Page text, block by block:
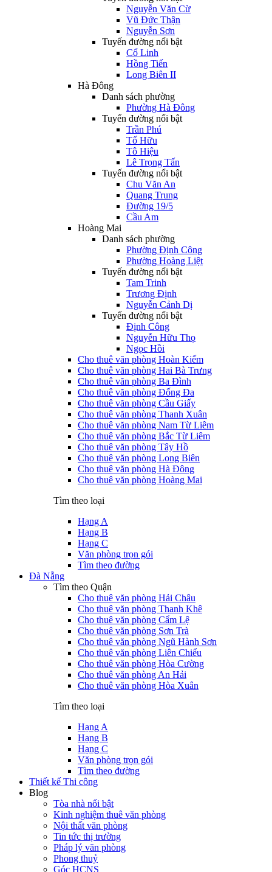
Nguyễn Văn Cừ
Vũ Đức Thận
Nguyễn Sơn
Tuyến đường nổi bật
Cổ Linh
Hồng Tiến
Long Biên II
Hà Đông
Danh sách phường
Phường Hà Đông
Tuyến đường nổi bật
Trần Phú
Tố Hữu
Tô Hiệu
Lê Trọng Tấn
Tuyến đường nổi bật
Chu Văn An
Quang Trung
Đường 19/5
Cầu Am
Hoàng Mai
Danh sách phường
Phường Định Công
Phường Hoàng Liệt
Tuyến đường nổi bật
Tam Trinh
Trương Định
Nguyễn Cảnh Dị
Tuyến đường nổi bật
Định Công
Nguyễn Hữu Thọ
Ngọc Hồi
Cho thuê văn phòng Hoàn Kiếm
Cho thuê văn phòng Hai Bà Trưng
Cho thuê văn phòng Ba Đình
Cho thuê văn phòng Đống Đa
Cho thuê văn phòng Cầu Giấy
Cho thuê văn phòng Thanh Xuân
Cho thuê văn phòng Nam Từ Liêm
Cho thuê văn phòng Bắc Từ Liêm
Cho thuê văn phòng Tây Hồ
Cho thuê văn phòng Long Biên
Cho thuê văn phòng Hà Đông
Cho thuê văn phòng Hoàng Mai
Tìm theo loại
Hạng A
Hạng B
Hạng C
Văn phòng trọn gói
Tìm theo đường
Đà Nẵng
Tìm theo Quận
Cho thuê văn phòng Hải Châu
Cho thuê văn phòng Thanh Khê
Cho thuê văn phòng Cẩm Lệ
Cho thuê văn phòng Sơn Trà
Cho thuê văn phòng Ngũ Hành Sơn
Cho thuê văn phòng Liên Chiểu
Cho thuê văn phòng Hòa Cường
Cho thuê văn phòng An Hải
Cho thuê văn phòng Hòa Xuân
Tìm theo loại
Hạng A
Hạng B
Hạng C
Văn phòng trọn gói
Tìm theo đường
Thiết kế Thi công
Blog
Tòa nhà nổi bật
Kinh nghiệm thuê văn phòng
Nội thất văn phòng
Tin tức thị trường
Pháp lý văn phòng
Phong thuỷ
Góc HCNS